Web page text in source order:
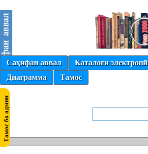
Саҳифаи аввал Каталоги электронӣ
Диаграмма
Тамос